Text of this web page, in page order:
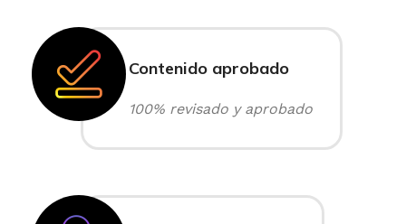
Contenido aprobado
100% revisado y aprobado